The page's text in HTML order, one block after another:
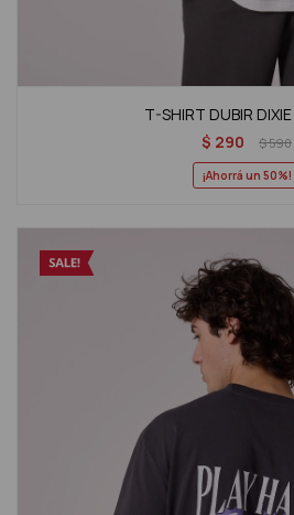
T-SHIRT DUBIR
$ 290 $590
50